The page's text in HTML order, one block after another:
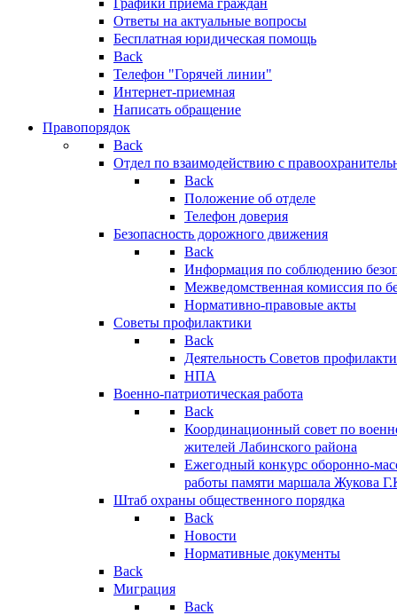
Графики приема граждан
Ответы на актуальные вопросы
Бесплатная юридическая помощь
Back
Телефон "Горячей линии"
Интернет-приемная
Написать обращение
Правопорядок
Back
Отдел по взаимодействию с
Back
Положение об отделе
Телефон доверия
Безопасность дорожного движения
Back
Информация по соблюдению
Межведомственная комиссия по
Нормативно-правовые акты
Советы профилактики
Back
Деятельность Советов
НПА
Военно-патриотическая работа
Back
Координационный совет по
жителей Лабинского района
Ежегодный конкурс оборонно-
работы памяти маршала Жукова
Штаб охраны общественного порядка
Back
Новости
Нормативные документы
Back
Миграция
Back